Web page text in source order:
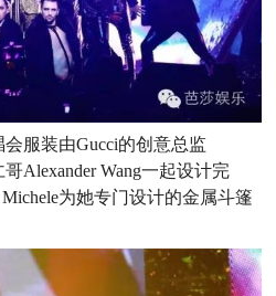
服装由Gucci的创意总监
Alexander Wang一起设计完
为她专门设计的金属斗篷